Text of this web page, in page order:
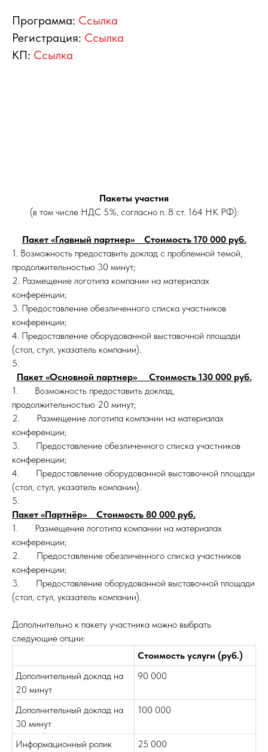
Программа: Ссылка
Регистрация: Ссылка
КП: Ссылка
Пакеты участия
(в том числе НДС 5%, согласно п. 8 ст. 164 НК РФ):
Пакет «Главный партнер» Стоимость 170 000 руб.
1. Возможность предоставить доклад с проблемной темой,
продолжительностью 30 минут;
2. Размещение логотипа компании на материалах
конференции;
3. Предоставление обезличенного списка участников
конференции;
4. Предоставление оборудованной выставочной площади
(стол, стул, указатель компании).
5.
Пакет «Основной партнер» Стоимость 130 000 руб.
1. Возможность предоставить доклад,
продолжительностью 20 минут;
2. Размещение логотипа компании на материалах
конференции;
3. Предоставление обезличенного списка участников
конференции;
4. Предоставление оборудованной выставочной площади
(стол, стул, указатель компании).
5.
Пакет «Партнёр» Стоимость 80 000 руб.
1. Размещение логотипа компании на материалах
конференции;
2. Предоставление обезличенного списка участников
конференции;
3. Предоставление оборудованной выставочной площади
(стол, стул, указатель компании).
Дополнительно к пакету участника можно выбрать
следующие опции:
Стоимость услуги (руб.)
Дополнительный доклад на
20 минут
90 000
Дополнительный доклад на
30 минут
100 000
Информационный ролик 25 000